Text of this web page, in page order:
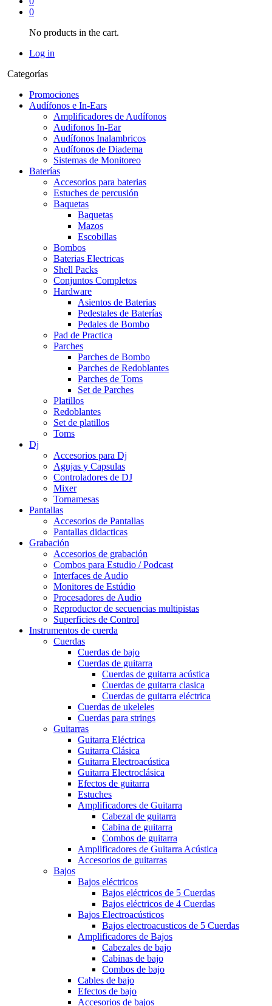
0
No products in the cart.
Log in
Categorías
Promociones
Audífonos e In-Ears
Amplificadores de Audífonos
Audifonos In-Ear
Audífonos Inalambricos
Audífonos de Diadema
Sistemas de Monitoreo
Baterías
Accesorios para baterias
Estuches de percusión
Baquetas
Baquetas
Mazos
Escobillas
Bombos
Baterias Electricas
Shell Packs
Conjuntos Completos
Hardware
Asientos de Baterias
Pedestales de Baterías
Pedales de Bombo
Pad de Practica
Parches
Parches de Bombo
Parches de Redoblantes
Parches de Toms
Set de Parches
Platillos
Redoblantes
Set de platillos
Toms
Dj
Accesorios para Dj
Agujas y Capsulas
Controladores de DJ
Mixer
Tornamesas
Pantallas
Accesorios de Pantallas
Pantallas didacticas
Grabación
Accesorios de grabación
Combos para Estudio / Podcast
Interfaces de Audio
Monitores de Estúdio
Procesadores de Audio
Reproductor de secuencias multipistas
Superficies de Control
Instrumentos de cuerda
Cuerdas
Cuerdas de bajo
Cuerdas de guitarra
Cuerdas de guitarra acústica
Cuerdas de guitarra clasica
Cuerdas de guitarra eléctrica
Cuerdas de ukeleles
Cuerdas para strings
Guitarras
Guitarra Eléctrica
Guitarra Clásica
Guitarra Electroacústica
Guitarra Electroclásica
Efectos de guitarra
Estuches
Amplificadores de Guitarra
Cabezal de guitarra
Cabina de guitarra
Combos de guitarra
Amplificadores de Guitarra Acústica
Accesorios de guitarras
Bajos
Bajos eléctricos
Bajos eléctricos de 5 Cuerdas
Bajos eléctricos de 4 Cuerdas
Bajos Electroacústicos
Bajos electroacusticos de 5 Cuerdas
Amplificadores de Bajos
Cabezales de bajo
Cabinas de bajo
Combos de bajo
Cables de bajo
Efectos de bajo
Accesorios de bajos